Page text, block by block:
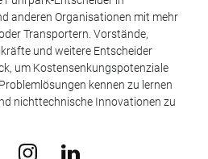
anderen Organisationen mit mehr
Transportern. Vorstände,
und weitere Entscheider
um Kostensenkungspotenziale
kennen zu lernen
nichttechnische Innovationen zu